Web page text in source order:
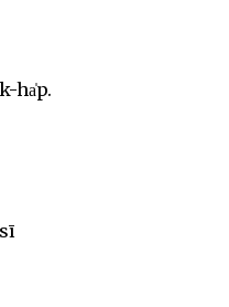
ha̍p.